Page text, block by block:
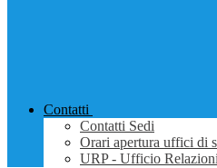
Contatti
Contatti Sedi
Orari apertura uffici di
URP - Ufficio